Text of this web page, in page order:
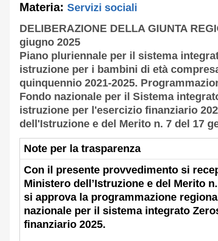
Materia: Servizi sociali
DELIBERAZIONE DELLA GIUNTA
giugno 2025
Piano pluriennale per il sistema
istruzione per i bambini di età
quinquennio 2021-2025.
Fondo nazionale per il Sistema
istruzione per l'esercizio finanziario
dell'Istruzione e del Merito n. 7 del 17
Note per la trasparenza
Con il presente provvedimento si
Ministero dell’Istruzione e del Merito
si approva la programmazione
nazionale per il sistema integrato
finanziario 2025.